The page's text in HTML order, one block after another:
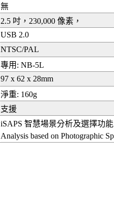
無
2.5 吋，230,000 像素，
USB 2.0
NTSC/PAL
專用: NB-5L
97 x 62 x 28mm
淨重: 160g
支援
iSAPS 智慧場景分析及選擇功能
Analysis based on Photographic